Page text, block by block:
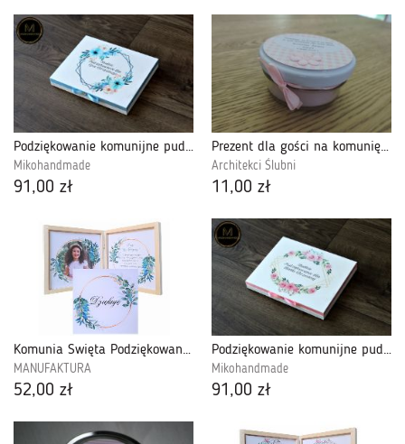
Podziękowanie komunijne pudełko na Merci Bł.
Mikohandmade
91,00 zł
Prezent dla gości na komunię - mini świeczka
Architekci Ślubni
11,00 zł
Komunia Święta Podziękowanie dla Gości-PDGK23
MANUFAKTURA
52,00 zł
Podziękowanie komunijne pudełko na Merci Róż
Mikohandmade
91,00 zł